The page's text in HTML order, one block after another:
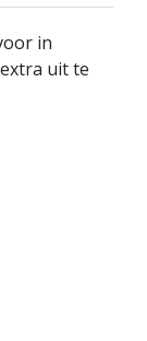
in
uit te